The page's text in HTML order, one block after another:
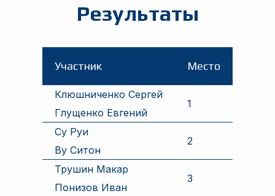
Результаты
Участник Место
Клюшниченко Сергей
1
Глущенко Евгений
Су Руи
2
Ву Ситон
Трушин Макар
3
Понизов Иван